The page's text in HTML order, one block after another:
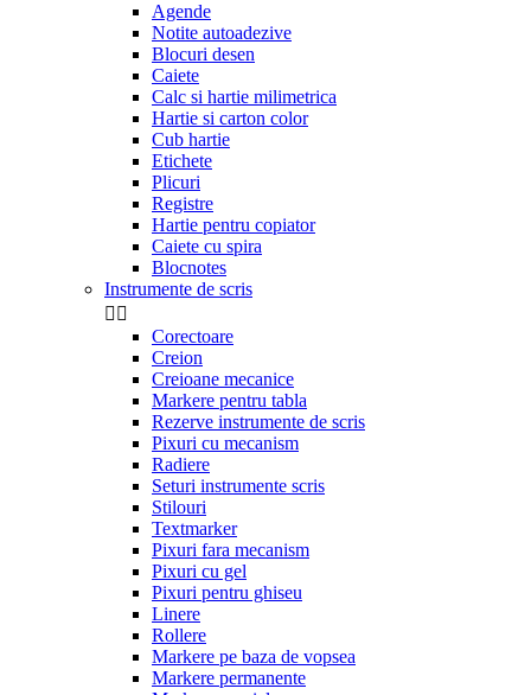
Agende
Notite autoadezive
Blocuri desen
Caiete
Calc si hartie milimetrica
Hartie si carton color
Cub hartie
Etichete
Plicuri
Registre
Hartie pentru copiator
Caiete cu spira
Blocnotes
Instrumente de scris
 
Corectoare
Creion
Creioane mecanice
Markere pentru tabla
Rezerve instrumente de scris
Pixuri cu mecanism
Radiere
Seturi instrumente scris
Stilouri
Textmarker
Pixuri fara mecanism
Pixuri cu gel
Pixuri pentru ghiseu
Linere
Rollere
Markere pe baza de vopsea
Markere permanente